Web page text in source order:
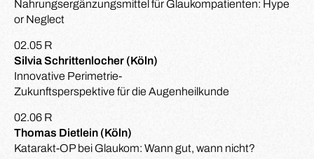
Nahrungsergänzungsmittel für Glaukompatienten: Hype
or Neglect
02.05 R
Silvia Schrittenlocher (Köln)
Innovative Perimetrie-
Zukunftsperspektive für die Augenheilkunde
02.06 R
Thomas Dietlein (Köln)
Katarakt-OP bei Glaukom: Wann gut, wann nicht?